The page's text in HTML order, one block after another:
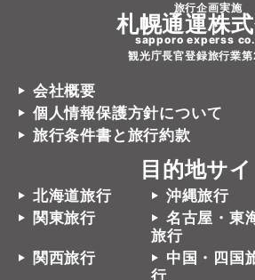
旅行企画実施
札幌通運株
sapporo experss
観光庁長官登録旅行業
会社概要
個人情報保護方針について
旅行条件書と旅行約款
目的地サイ
北海道旅行
沖縄旅行
関東旅行
名古屋・東
旅行
関西旅行
中国・四国
行